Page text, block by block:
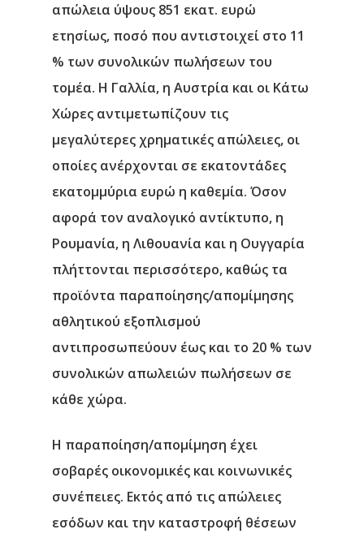
απώλεια ύψους 851 εκατ. ευρώ
ετησίως, ποσό που αντιστοιχεί στο 11
% των συνολικών πωλήσεων του
τομέα. Η Γαλλία, η Αυστρία και οι Κάτω
Χώρες αντιμετωπίζουν τις
μεγαλύτερες χρηματικές απώλειες, οι
οποίες ανέρχονται σε εκατοντάδες
εκατομμύρια ευρώ η καθεμία. Όσον
αφορά τον αναλογικό αντίκτυπο, η
Ρουμανία, η Λιθουανία και η Ουγγαρία
πλήττονται περισσότερο, καθώς τα
προϊόντα παραποίησης/απομίμησης
αθλητικού εξοπλισμού
αντιπροσωπεύουν έως και το 20 % των
συνολικών απωλειών πωλήσεων σε
κάθε χώρα.
Η παραποίηση/απομίμηση έχει
σοβαρές οικονομικές και κοινωνικές
συνέπειες. Εκτός από τις απώλειες
εσόδων και την καταστροφή θέσεων